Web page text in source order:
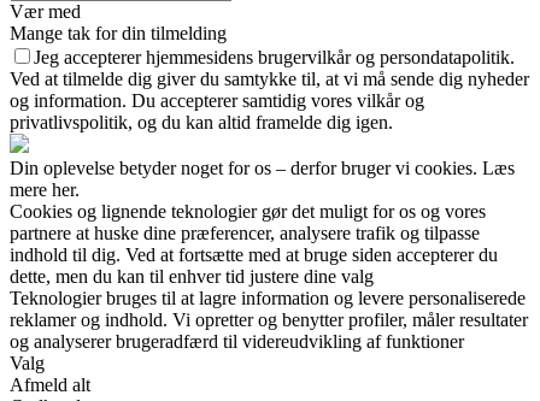
Vær med
Mange tak for din tilmelding
Jeg accepterer hjemmesidens brugervilkår og persondatapolitik.
Ved at tilmelde dig giver du samtykke til, at vi må sende dig nyheder
og information. Du accepterer samtidig vores vilkår og
privatlivspolitik, og du kan altid framelde dig igen.
Din oplevelse betyder noget for os – derfor bruger vi cookies. Læs
mere her.
Cookies og lignende teknologier gør det muligt for os og vores
partnere at huske dine præferencer, analysere trafik og tilpasse
indhold til dig. Ved at fortsætte med at bruge siden accepterer du
dette, men du kan til enhver tid justere dine valg
Teknologier bruges til at lagre information og levere personaliserede
reklamer og indhold. Vi opretter og benytter profiler, måler resultater
og analyserer brugeradfærd til videreudvikling af funktioner
Valg
Afmeld alt